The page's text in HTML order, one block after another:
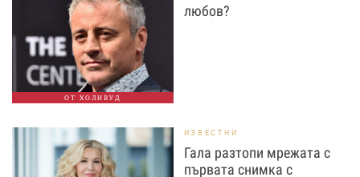
ОТ ХОЛИВУД
любов?
ИЗВЕСТНИ
Гала разтопи мрежата с
първата снимка с